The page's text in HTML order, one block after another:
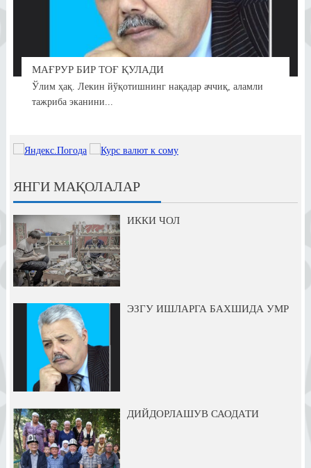
МАҒРУР БИР ТОҒ ҚУЛАДИ
Ўлим ҳақ. Лекин йўқотишнинг нақадар аччиқ, аламли
тажриба эканини...
ЯНГИ МАҚОЛАЛАР
ИККИ ЧОЛ
ЭЗГУ ИШЛАРГА БАХШИДА УМР
ДИЙДОРЛАШУВ САОДАТИ